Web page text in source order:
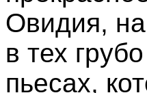
Овидия,
в тех
пьесах,